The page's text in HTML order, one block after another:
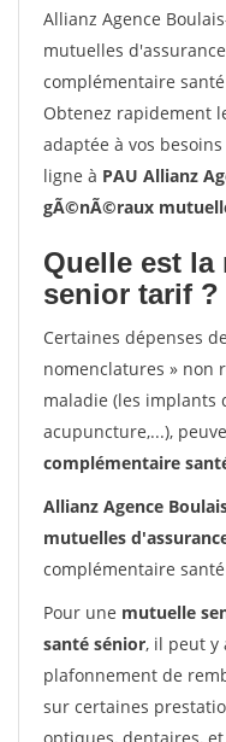
Allianz Agence
mutuelles
complémentaire
Obtenez rapidement
adaptée à vos besoins
ligne à PAU Allianz
gÃ©nÃ©raux
Quelle est
senior tarif ?
Certaines dépenses
nomenclatures » non
maladie (les implants
acupuncture,...),
complémentaire
Allianz Agence
mutuelles
complémentaire
Pour une mutuelle
santé sénior, il peut y
plafonnement de
sur certaines